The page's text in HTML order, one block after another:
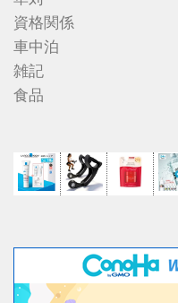
資格関係
車中泊
雑記
食品